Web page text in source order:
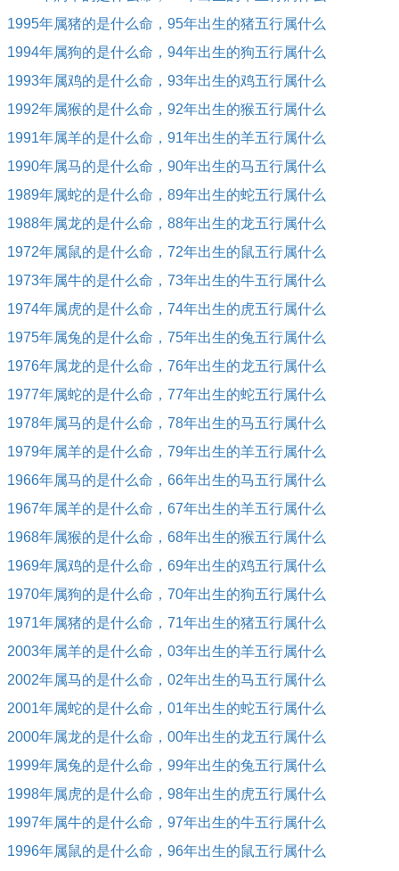
1995年属猪的是什么命，95年出生的猪五行属什么
1994年属狗的是什么命，94年出生的狗五行属什么
1993年属鸡的是什么命，93年出生的鸡五行属什么
1992年属猴的是什么命，92年出生的猴五行属什么
1991年属羊的是什么命，91年出生的羊五行属什么
1990年属马的是什么命，90年出生的马五行属什么
1989年属蛇的是什么命，89年出生的蛇五行属什么
1988年属龙的是什么命，88年出生的龙五行属什么
1972年属鼠的是什么命，72年出生的鼠五行属什么
1973年属牛的是什么命，73年出生的牛五行属什么
1974年属虎的是什么命，74年出生的虎五行属什么
1975年属兔的是什么命，75年出生的兔五行属什么
1976年属龙的是什么命，76年出生的龙五行属什么
1977年属蛇的是什么命，77年出生的蛇五行属什么
1978年属马的是什么命，78年出生的马五行属什么
1979年属羊的是什么命，79年出生的羊五行属什么
1966年属马的是什么命，66年出生的马五行属什么
1967年属羊的是什么命，67年出生的羊五行属什么
1968年属猴的是什么命，68年出生的猴五行属什么
1969年属鸡的是什么命，69年出生的鸡五行属什么
1970年属狗的是什么命，70年出生的狗五行属什么
1971年属猪的是什么命，71年出生的猪五行属什么
2003年属羊的是什么命，03年出生的羊五行属什么
2002年属马的是什么命，02年出生的马五行属什么
2001年属蛇的是什么命，01年出生的蛇五行属什么
2000年属龙的是什么命，00年出生的龙五行属什么
1999年属兔的是什么命，99年出生的兔五行属什么
1998年属虎的是什么命，98年出生的虎五行属什么
1997年属牛的是什么命，97年出生的牛五行属什么
1996年属鼠的是什么命，96年出生的鼠五行属什么